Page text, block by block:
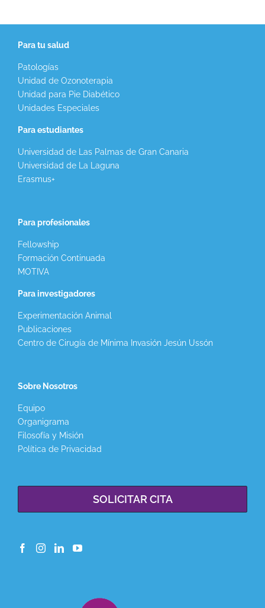
Para tu salud
Patologías
Unidad de Ozonoterapia
Unidad para Pie Diabético
Unidades Especiales
Para estudiantes
Universidad de Las Palmas de Gran Canaria
Universidad de La Laguna
Erasmus+
Para profesionales
Fellowship
Formación Continuada
MOTIVA
Para investigadores
Experimentación Animal
Publicaciones
Centro de Cirugía de Mínima Invasión Jesún Ussón
Sobre Nosotros
Equipo
Organigrama
Filosofía y Misión
Política de Privacidad
SOLICITAR CITA